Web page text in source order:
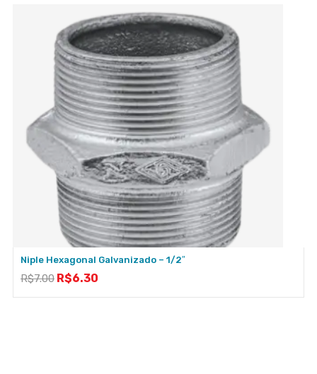
Niple Hexagonal Galvanizado – 1/2″
R$7.00 R$6.30